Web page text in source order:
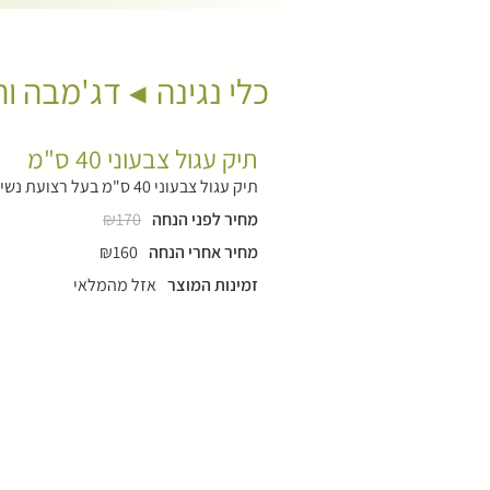
כלי נגינה דג'מבה
תיק עגול צבעוני 40 ס"מ
תיק עגול צבעוני 40 ס"מ בעל רצועת נשיאה. מתאים לתופי מסגרת תוף אינדיאני
מחיר לפני הנחה ₪170
מחיר אחרי הנחה ₪160
זמינות המוצר אזל מהמלאי